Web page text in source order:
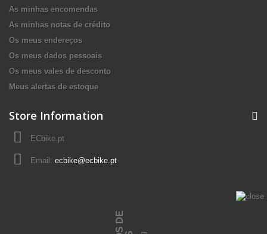
As minhas encomendas
As minhas notas de crédito
Os meus endereços
Os meus dados pessoais
Os meus vales de desconto
Meus alertas de estoque
Store Information
ECbike.pt
Email: ecbike@ecbike.pt